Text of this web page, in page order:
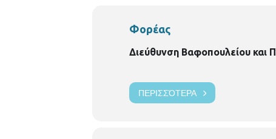
Φορέας
Διεύθυνση Βαφοπουλείου και
ΠΕΡΙΣΣΌΤΕΡΑ